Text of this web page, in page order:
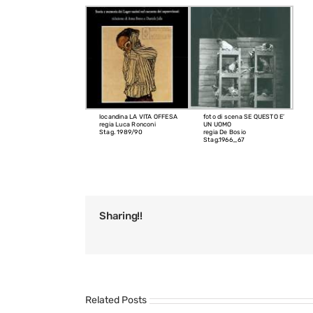
locandina LA VITA OFFESA
regia Luca Ronconi
Stag. 1989/90
foto di scena SE QUESTO E’
UN UOMO
regia De Bosio
Stag.1966_67
Sharing!!
Related Posts